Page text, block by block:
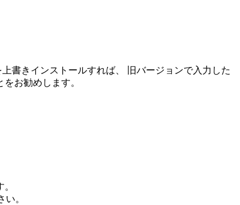
書きインストールすれば、 旧バージョンで入力した
お勧めします。
い。